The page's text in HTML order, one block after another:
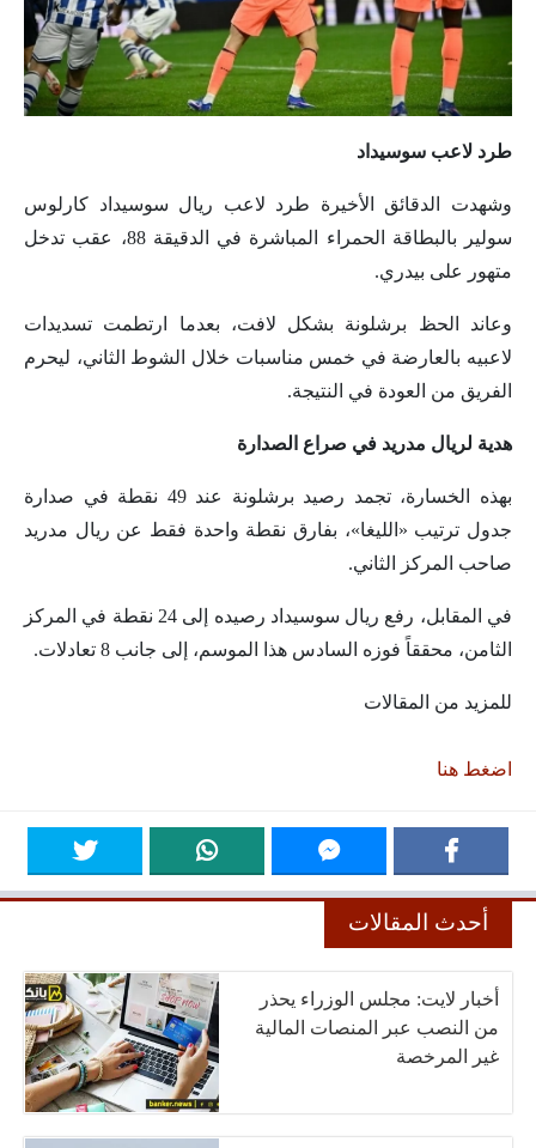
طرد لاعب سوسيداد
وشهدت الدقائق الأخيرة طرد لاعب ريال سوسيداد كارلوس
سولير بالبطاقة الحمراء المباشرة في الدقيقة 88، عقب تدخل
متهور على بيدري.
وعاند الحظ برشلونة بشكل لافت، بعدما ارتطمت تسديدات
لاعبيه بالعارضة في خمس مناسبات خلال الشوط الثاني، ليحرم
الفريق من العودة في النتيجة.
هدية لريال مدريد في صراع الصدارة
بهذه الخسارة، تجمد رصيد برشلونة عند 49 نقطة في صدارة
جدول ترتيب «الليغا»، بفارق نقطة واحدة فقط عن ريال مدريد
صاحب المركز الثاني.
في المقابل، رفع ريال سوسيداد رصيده إلى 24 نقطة في المركز
الثامن، محققاً فوزه السادس هذا الموسم، إلى جانب 8 تعادلات.
للمزيد من المقالات
اضغط هنا
أحدث المقالات
أخبار لايت: مجلس الوزراء يحذر
من النصب عبر المنصات المالية
غير المرخصة